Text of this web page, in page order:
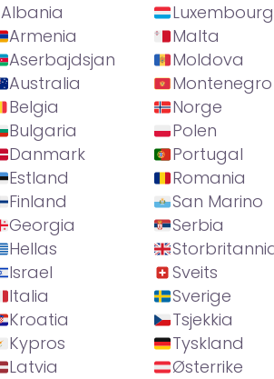
Albania
Armenia
Aserbajdsjan
Australia
Belgia
Bulgaria
Danmark
Estland
Finland
Georgia
Hellas
Israel
Italia
Kroatia
Kypros
Latvia
Luxembourg
Malta
Moldova
Montenegro
Norge
Polen
Portugal
Romania
San Marino
Serbia
Sveits
Sverige
Tsjekkia
Tyskland
Østerrike